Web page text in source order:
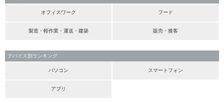
オフィスワーク フード
製造・軽作業・運送・建築 販売・接客
デバイス別ランキング
パソコン スマートフォン
アプリ